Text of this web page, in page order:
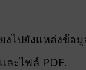
งไปยังแหล่งข้อมู
ละไฟล์ PDF.